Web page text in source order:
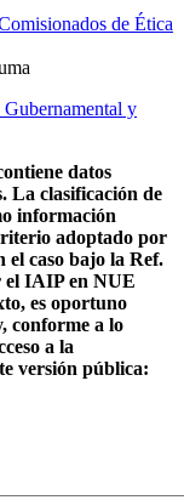
de Ética
y
datos
La clasificación de
información
adoptado por
el caso bajo la Ref.
el IAIP en NUE
es oportuno
conforme a lo
a la
versión pública: